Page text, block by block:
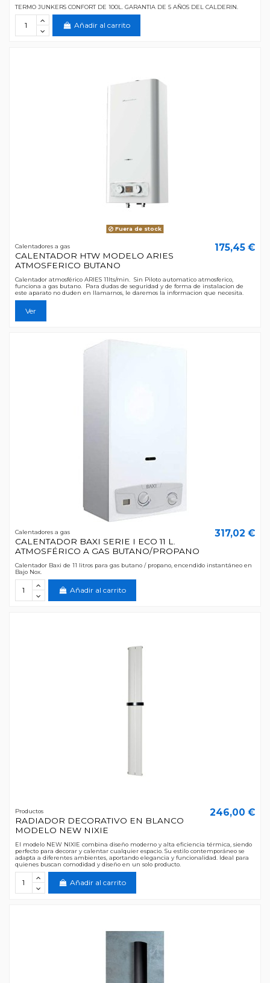
TERMO JUNKERS CONFORT DE 100L. GARANTIA DE 5 AÑOS DEL CALDERIN.
Añadir al carrito
Fuera de stock
Calentadores a gas
CALENTADOR HTW MODELO ARIES
ATMOSFERICO BUTANO
175,45 €
Calentador atmosférico ARIES 11lts/min. Sin Piloto automatico atmosferico,
funciona a gas butano. Para dudas de seguridad y de forma de instalacion de
este aparato no duden en llamarnos, le daremos la informacion que necesita.
Ver
Calentadores a gas
CALENTADOR BAXI SERIE I ECO 11 L.
ATMOSFÉRICO A GAS BUTANO/PROPANO
317,02 €
Calentador Baxi de 11 litros para gas butano / propano, encendido instantáneo en
Bajo Nox.
Añadir al carrito
Productos
RADIADOR DECORATIVO EN BLANCO
MODELO NEW NIXIE
246,00 €
El modelo NEW NIXIE combina diseño moderno y alta eficiencia térmica, siendo
perfecto para decorar y calentar cualquier espacio. Su estilo contemporáneo se
adapta a diferentes ambientes, aportando elegancia y funcionalidad. Ideal para
quienes buscan comodidad y diseño en un solo producto.
Añadir al carrito